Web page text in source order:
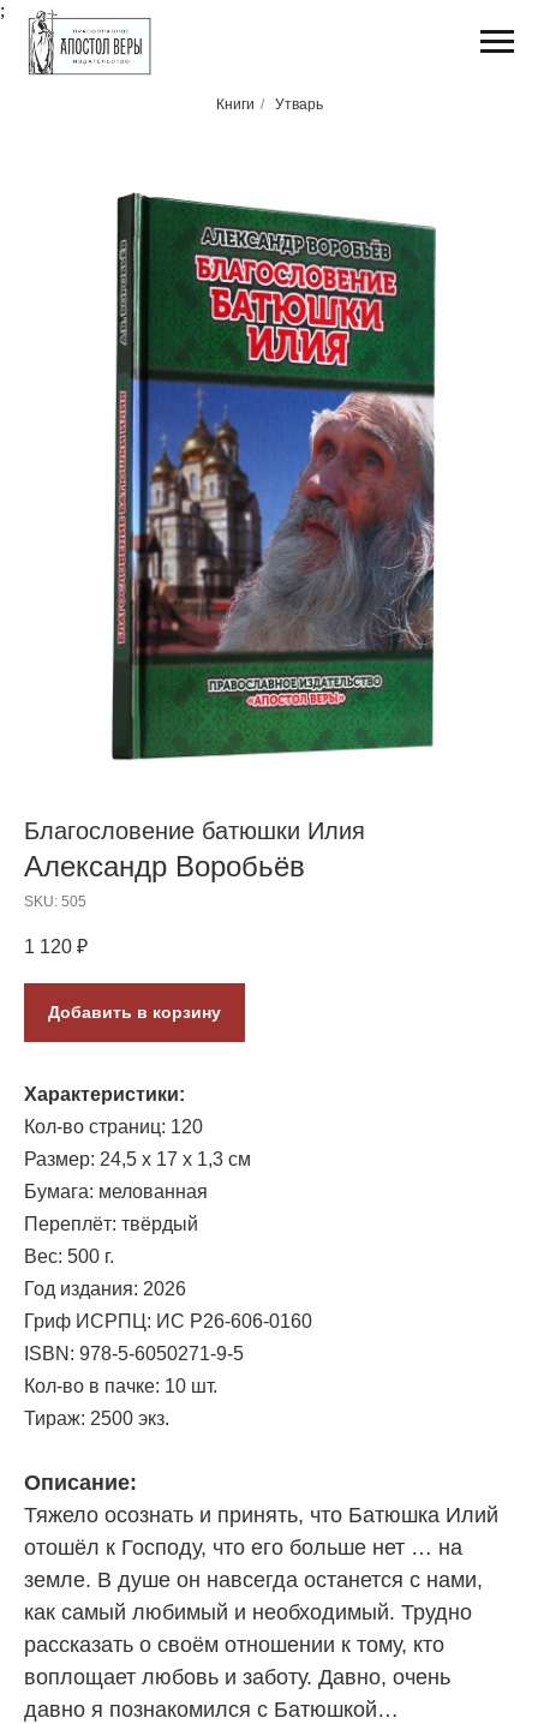
;
Книги / Утварь
Благословение батюшки Илия
Александр Воробьёв
SKU: 505
1 120 ₽
Добавить в корзину
Характеристики:
Кол-во страниц: 120
Размер: 24,5 х 17 х 1,3 см
Бумага: мелованная
Переплёт: твёрдый
Вес: 500 г.
Год издания: 2026
Гриф ИСРПЦ: ИС Р26-606-0160
ISBN: 978-5-6050271-9-5
Кол-во в пачке: 10 шт.
Тираж: 2500 экз.
Описание:
Тяжело осознать и принять, что Батюшка Илий
отошёл к Господу, что его больше нет … на
земле. В душе он навсегда останется с нами,
как самый любимый и необходимый. Трудно
рассказать о своём отношении к тому, кто
воплощает любовь и заботу. Давно, очень
давно я познакомился с Батюшкой…